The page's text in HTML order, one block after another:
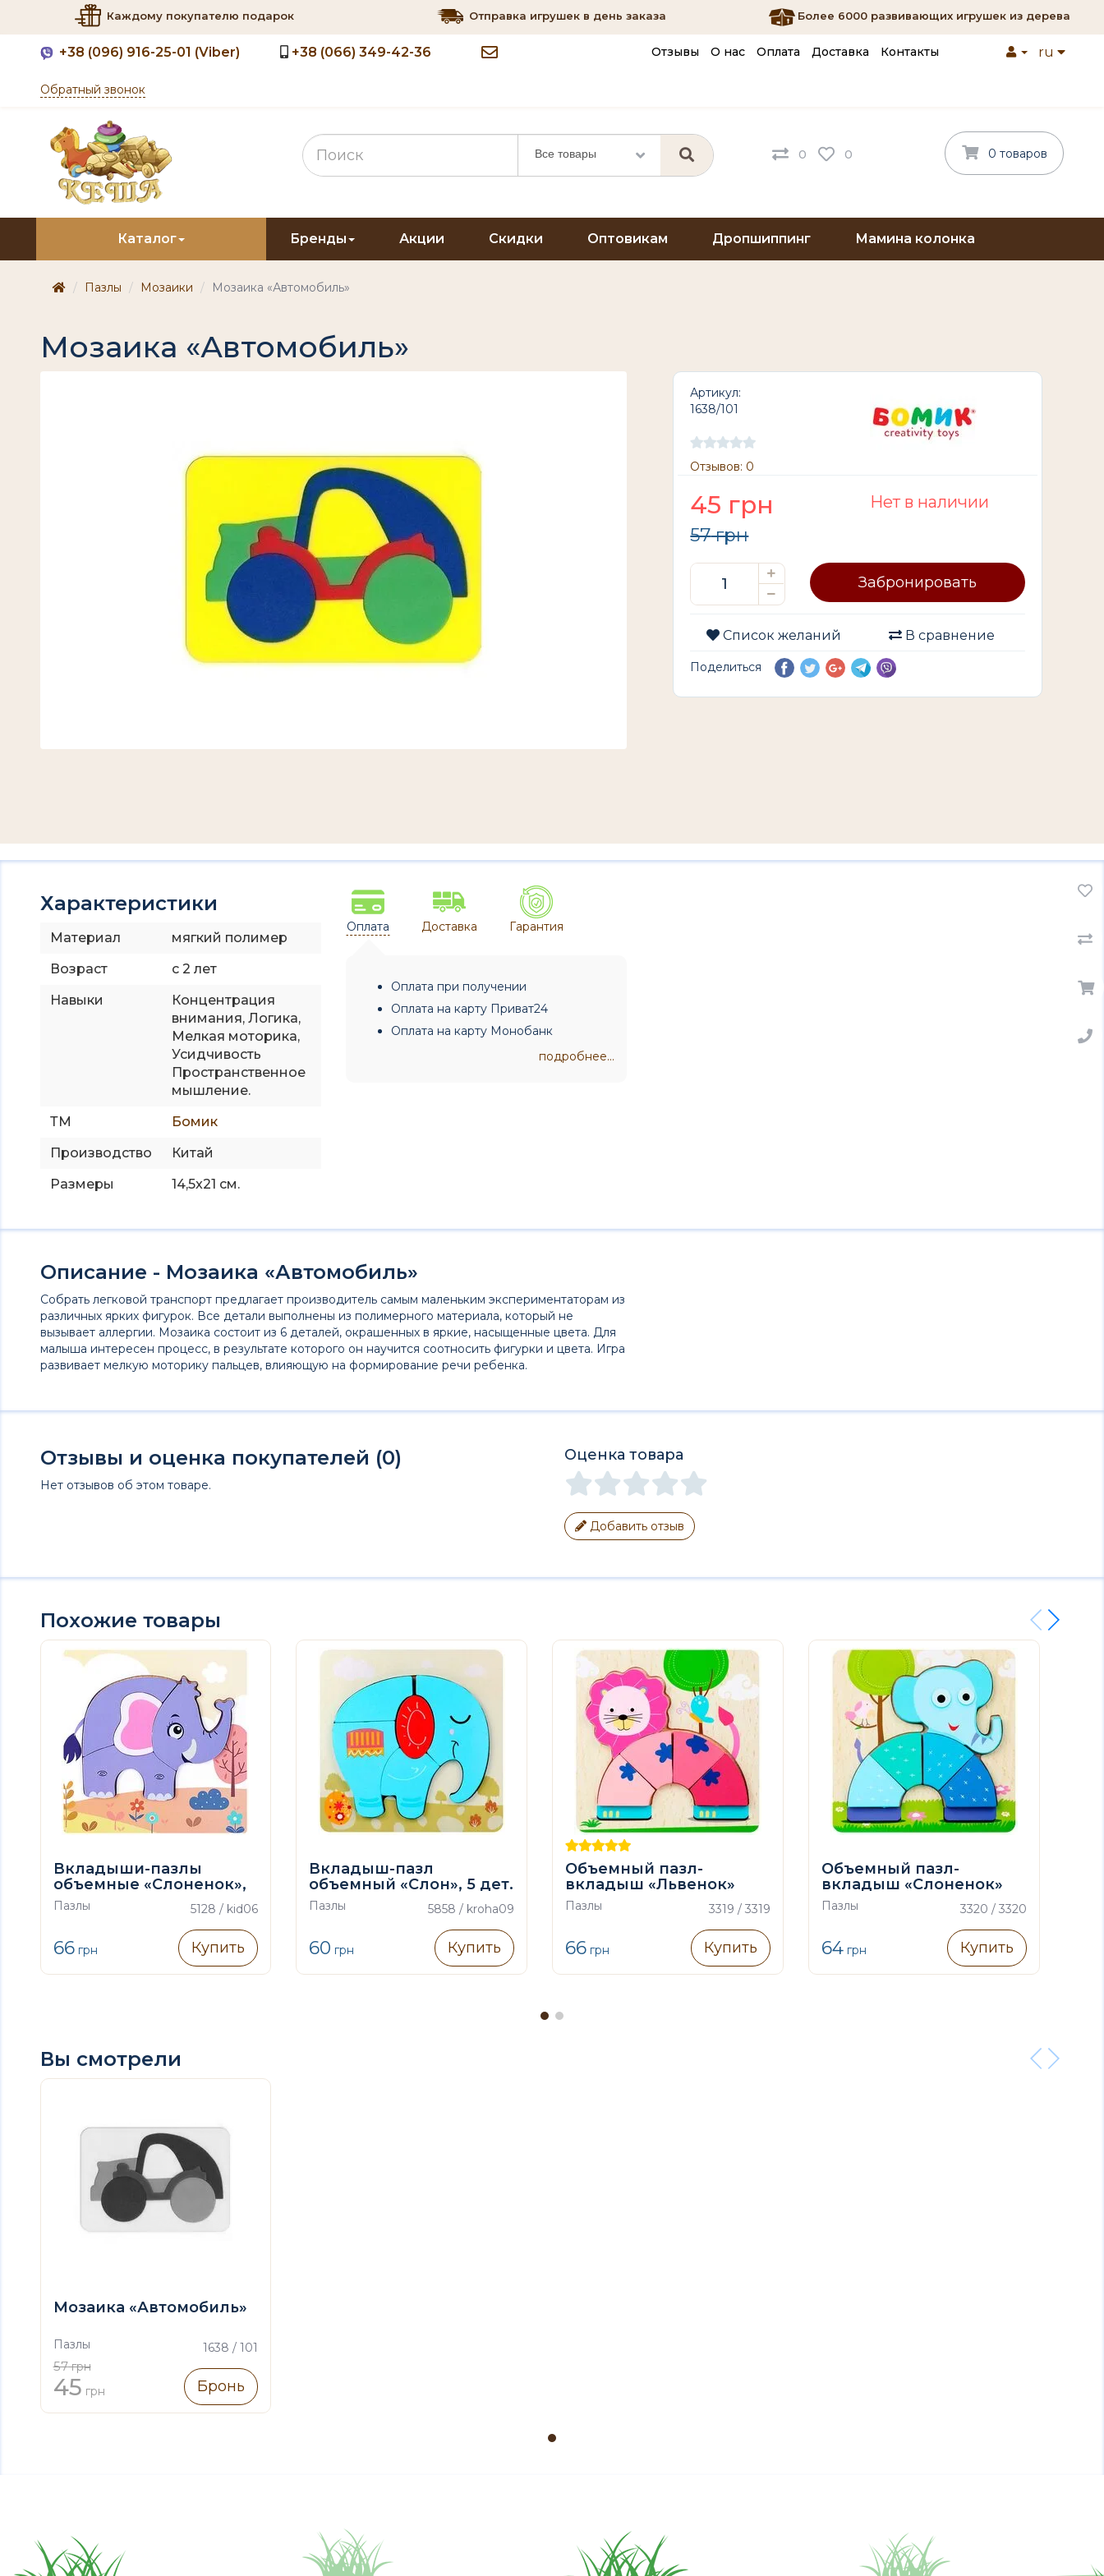
Каждому покупателю подарок Отправка игрушек в день заказа Более 6000 развивающих игрушек из дерева
+38 (096) 916-25-01 (Viber) +38 (066) 349-42-36
Обратный звонок
Отзывы О нас Оплата Доставка Контакты ru
Все товары 0 0 0 товаров
Каталог Бренды Акции Скидки Оптовикам Дропшиппинг Мамина колонка
Пазлы Мозаики Мозаика «Автомобиль»
Мозаика «Автомобиль»
Артикул:
1638/101
Отзывов: 0
45 грн
57грн
Нет в наличии
Забронировать
Список желаний В сравнение
Поделиться
Характеристики
Материал
мягкий полимер
Возраст
с 2 лет
Навыки
Концентрация
внимания, Логика,
Мелкая моторика,
Усидчивость
Пространственное
мышление.
ТМ
Бомик
Производство
Китай
Размеры
14,5x21 см.
Оплата Доставка Гарантия
Оплата при получении
Оплата на карту Приват24
Оплата на карту Монобанк
подробнее...
Описание - Мозаика «Автомобиль»
Собрать легковой транспорт предлагает производитель самым маленьким экспериментаторам из
различных ярких фигурок. Все детали выполнены из полимерного материала, который не
вызывает аллергии. Мозаика состоит из 6 деталей, окрашенных в яркие, насыщенные цвета. Для
малыша интересен процесс, в результате которого он научится соотносить фигурки и цвета. Игра
развивает мелкую моторику пальцев, влияющую на формирование речи ребенка.
Отзывы и оценка покупателей (0)
Нет отзывов об этом товаре.
Оценка товара
Добавить отзыв
Похожие товары
Вкладыши-пазлы
объемные «Слоненок»,
4 дет.
Пазлы 5128 / kid06
66грн Купить
Вкладыш-пазл
объемный «Слон», 5 дет.
Пазлы 5858 / kroha09
60 грн Купить
Объемный пазл-
вкладыш «Львенок»
Пазлы 3319 / 3319
66 грн Купить
Объемный пазл-
вкладыш «Слоненок»
Пазлы 3320 / 3320
64грн Купить
Вы смотрели
Мозаика «Автомобиль»
Пазлы 1638 / 101
57грн
45 грн Бронь